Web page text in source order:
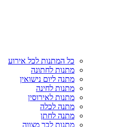
כל המתנות לכל אירוע
מתנות לחתונה
מתנה ליום נישואין
מתנות לחינה
מתנות לאירוסין
מתנה לכלה
מתנה לחתן
מתנות לבר מצווה